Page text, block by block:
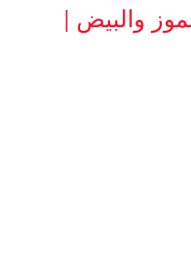
والبيض |